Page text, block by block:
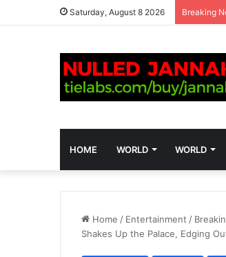
Saturday, August 8 2026 Breaking
HOME WORLD WORLD
Home / Entertainment /
Shakes Up the Palace, Edging